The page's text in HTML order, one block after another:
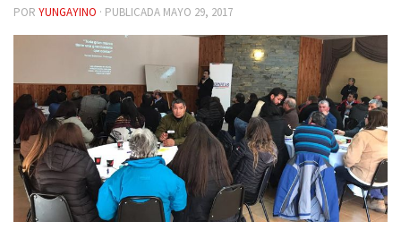
POR YUNGAYINO · PUBLICADA MAYO 29, 2017